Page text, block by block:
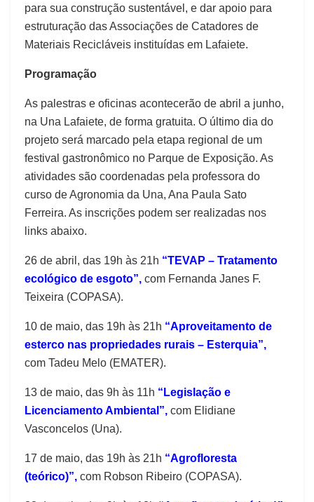
para sua construção sustentável, e dar apoio para
estruturação das Associações de Catadores de
Materiais Recicláveis instituídas em Lafaiete.
Programação
As palestras e oficinas acontecerão de abril a junho,
na Una Lafaiete, de forma gratuita. O último dia do
projeto será marcado pela etapa regional de um
festival gastronômico no Parque de Exposição. As
atividades são coordenadas pela professora do
curso de Agronomia da Una, Ana Paula Sato
Ferreira. As inscrições podem ser realizadas nos
links abaixo.
26 de abril, das 19h às 21h “TEVAP – Tratamento
ecológico de esgoto”, com Fernanda Janes F.
Teixeira (COPASA).
10 de maio, das 19h às 21h “Aproveitamento de
esterco nas propriedades rurais – Esterquia”,
com Tadeu Melo (EMATER).
13 de maio, das 9h às 11h “Legislação e
Licenciamento Ambiental”, com Elidiane
Vasconcelos (Una).
17 de maio, das 19h às 21h “Agrofloresta
(teórico)”, com Robson Ribeiro (COPASA).